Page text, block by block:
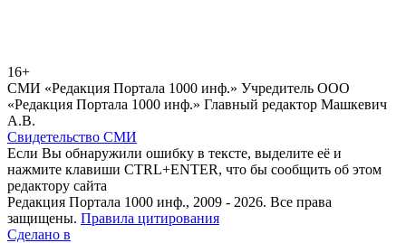
16+
СМИ «Редакция Портала 1000 инф.» Учредитель ООО
«Редакция Портала 1000 инф.» Главный редактор Машкевич
А.В.
Свидетельство СМИ
Если Вы обнаружили ошибку в тексте, выделите её и
нажмите клавиши CTRL+ENTER, что бы сообщить об этом
редактору сайта
Редакция Портала 1000 инф., 2009 - 2026. Все права
защищены. Правила цитирования
Сделано в